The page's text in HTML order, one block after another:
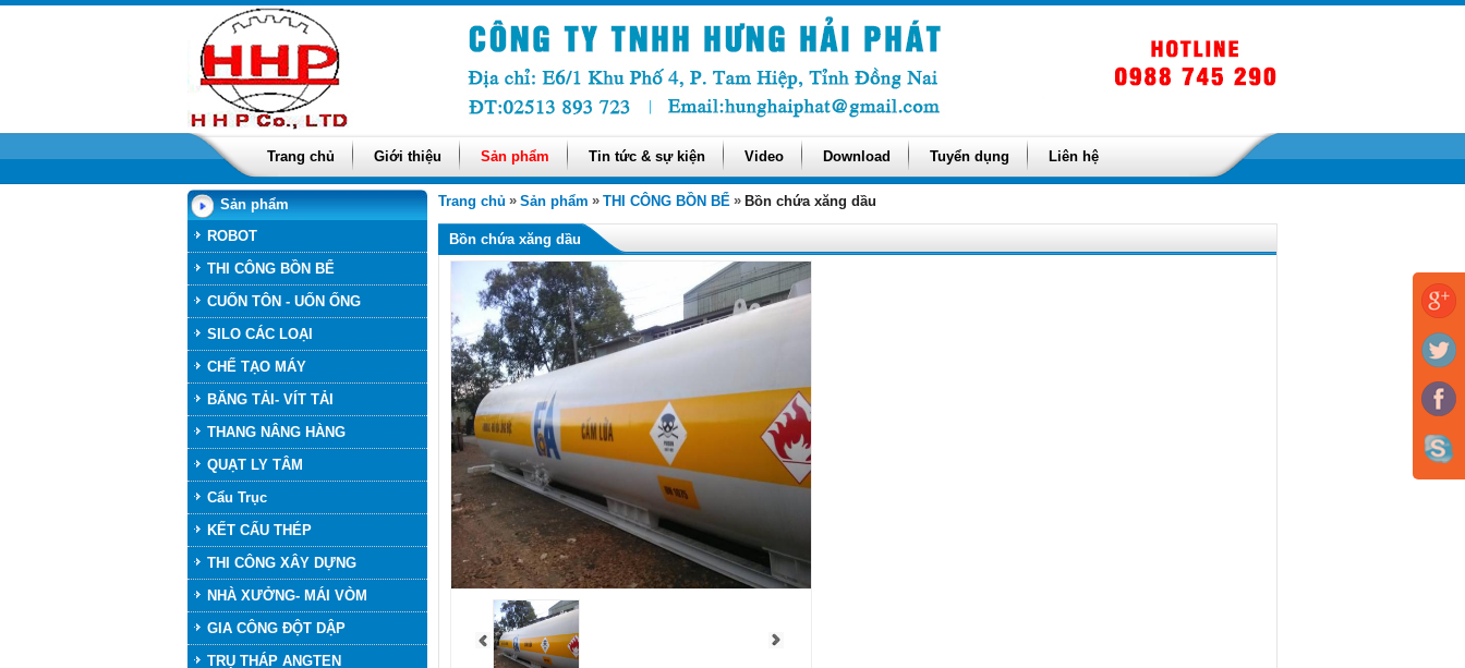
Trang chủ Giới thiệu Sản phẩm Tin tức & sự kiện Video Download Tuyển dụng Liên hệ
Sản phẩm
ROBOT
THI CÔNG BỒN BỂ
CUỐN TÔN - UỐN ỐNG
SILO CÁC LOẠI
CHẾ TẠO MÁY
BĂNG TẢI- VÍT TẢI
THANG NÂNG HÀNG
QUẠT LY TÂM
Cẩu Trục
KẾT CẤU THÉP
THI CÔNG XÂY DỰNG
NHÀ XƯỞNG- MÁI VÒM
GIA CÔNG ĐỘT DẬP
TRỤ THÁP ANGTEN
Trang chủ » Sản phẩm » THI CÔNG BỒN BỂ » Bồn chứa xăng dầu
Bồn chứa xăng dầu